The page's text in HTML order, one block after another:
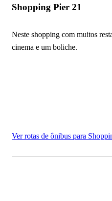
Shopping Pier 21
Neste shopping com muitos
cinema e um boliche.
Ver rotas de ônibus para